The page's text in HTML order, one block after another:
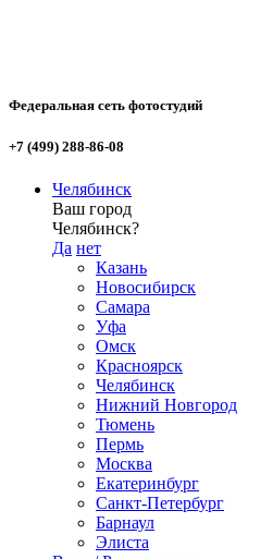
Федеральная сеть фотостудий
+7 (499) 288-86-08
Челябинск
Ваш город
Челябинск?
Да нет
Казань
Новосибирск
Самара
Уфа
Омск
Красноярск
Челябинск
Нижний Новгород
Тюмень
Пермь
Москва
Екатеринбург
Санкт-Петербург
Барнаул
Элиста